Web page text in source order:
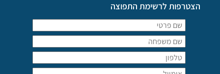
הצטרפות לרשימת התפוצה